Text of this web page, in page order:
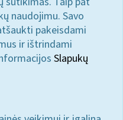
naudojimu. Savo
pakeisdami
ir ištrindami
Slapukų